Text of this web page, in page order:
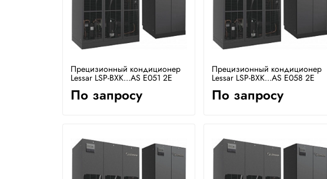
Прецизионный кондиционер
Lessar LSP-BXK...AS E051 2E
По запросу
Прецизионный кондиционер
Lessar LSP-BXK...AS E058 2E
По запросу